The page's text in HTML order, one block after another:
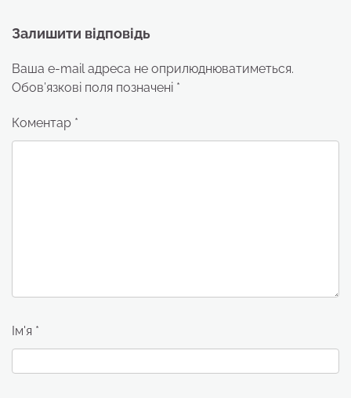
Залишити відповідь
Ваша e-mail адреса не оприлюднюватиметься.
Обов’язкові поля позначені *
Коментар *
Ім'я *